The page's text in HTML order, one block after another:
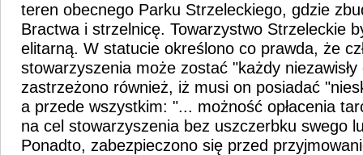
teren obecnego Parku Strzeleckiego, gdzie
Bractwa i strzelnicę. Towarzystwo Strzeleckie
elitarną. W statucie określono co prawda, że
stowarzyszenia może zostać "każdy
zastrzeżono również, iż musi on posiadać
a przede wszystkim: "... możność opłacenia
na cel stowarzyszenia bez uszczerbku swego
Ponadto, zabezpieczono się przed